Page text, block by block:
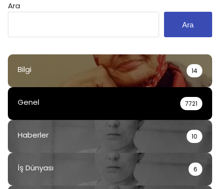
Ara
Ara
Bilgi 14
Genel 7721
Haberler 10
İş Dünyası 6